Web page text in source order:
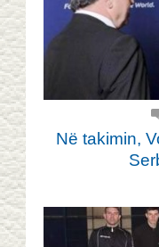
Në takimin,